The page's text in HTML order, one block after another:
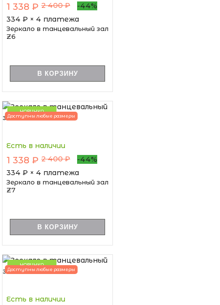
1 338 ₽ 2 400 ₽
-44%
334 ₽ × 4 платежа
Зеркало в танцевальный зал
Z6
В КОРЗИНУ
НОВИНКА
Доступны любые размеры
Есть в наличии
1 338 ₽ 2 400 ₽
-44%
334 ₽ × 4 платежа
Зеркало в танцевальный зал
Z7
В КОРЗИНУ
НОВИНКА
Доступны любые размеры
Есть в наличии